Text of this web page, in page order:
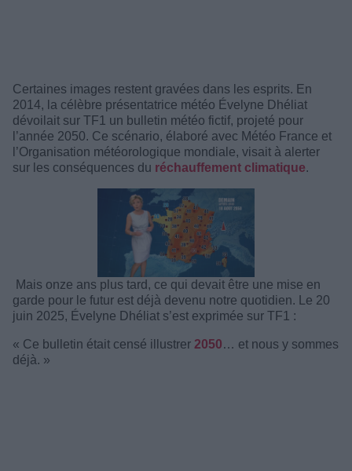
Certaines images restent gravées dans les esprits. En
2014, la célèbre présentatrice météo Évelyne Dhéliat
dévoilait sur TF1 un bulletin météo fictif, projeté pour
l’année 2050. Ce scénario, élaboré avec Météo France et
l’Organisation météorologique mondiale, visait à alerter
sur les conséquences du réchauffement climatique.
Mais onze ans plus tard, ce qui devait être une mise en
garde pour le futur est déjà devenu notre quotidien. Le 20
juin 2025, Évelyne Dhéliat s’est exprimée sur TF1 :
« Ce bulletin était censé illustrer 2050… et nous y sommes
déjà. »